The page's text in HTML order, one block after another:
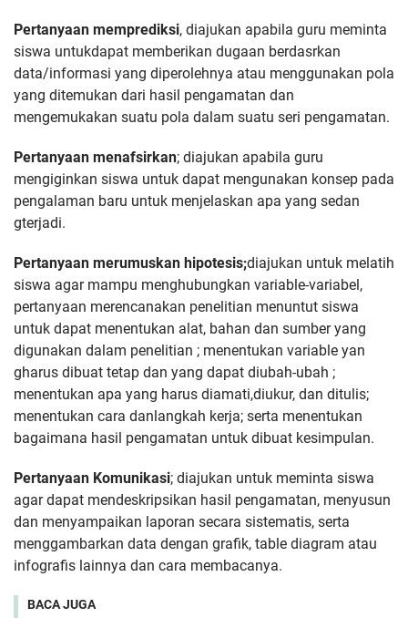
Pertanyaan memprediksi, diajukan apabila guru meminta
siswa untukdapat memberikan dugaan berdasrkan
data/informasi yang diperolehnya atau menggunakan pola
yang ditemukan dari hasil pengamatan dan
mengemukakan suatu pola dalam suatu seri pengamatan.
Pertanyaan menafsirkan; diajukan apabila guru
mengiginkan siswa untuk dapat mengunakan konsep pada
pengalaman baru untuk menjelaskan apa yang sedan
gterjadi.
Pertanyaan merumuskan hipotesis;diajukan untuk melatih
siswa agar mampu menghubungkan variable-variabel,
pertanyaan merencanakan penelitian menuntut siswa
untuk dapat menentukan alat, bahan dan sumber yang
digunakan dalam penelitian ; menentukan variable yan
gharus dibuat tetap dan yang dapat diubah-ubah ;
menentukan apa yang harus diamati,diukur, dan ditulis;
menentukan cara danlangkah kerja; serta menentukan
bagaimana hasil pengamatan untuk dibuat kesimpulan.
Pertanyaan Komunikasi; diajukan untuk meminta siswa
agar dapat mendeskripsikan hasil pengamatan, menyusun
dan menyampaikan laporan secara sistematis, serta
menggambarkan data dengan grafik, table diagram atau
infografis lainnya dan cara membacanya.
BACA JUGA